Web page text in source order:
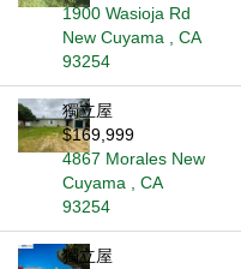
1900 Wasioja Rd
New Cuyama , CA
93254
獨立屋
$169,999
4867 Morales New
Cuyama , CA
93254
獨立屋